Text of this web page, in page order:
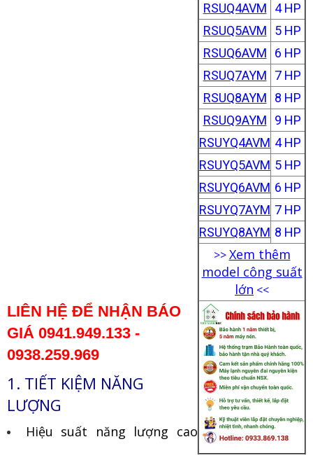
RSUQ4AVM
4 HP
RSUQ5AVM
5 HP
RSUQ6AVM
6 HP
RSUQ7AYM
7 HP
RSUQ8AYM
8 HP
RSUQ9AYM
9 HP
RSUYQ4AVM 4 HP
RSUYQ5AVM 5 HP
RSUYQ6AVM 6 HP
RSUYQ7AYM 7 HP
RSUYQ8AYM 8 HP
>>Xem thêm
model công suất
lớn <<
LIÊN HỆ ĐỂ NHẬN BÁO
GIÁ 0941.949.133 -
0938.259.969
1. TIẾT KIỆM NĂNG
LƯỢNG
Hiệu suất năng lượng cao